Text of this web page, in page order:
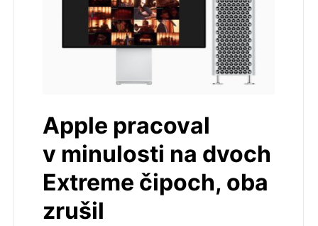
Apple pracoval
v minulosti na dvoch
Extreme čipoch, oba
zrušil